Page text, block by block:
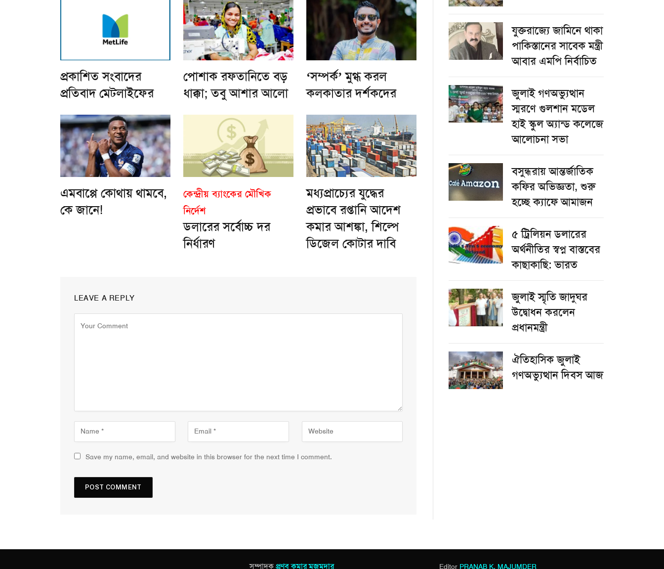
প্রকাশিত সংবাদের
প্রতিবাদ মেটলাইফের
পোশাক রফতানিতে বড়
ধাক্কা; তবু আশার আলো
‘সম্পর্ক’ মুগ্ধ করল
কলকাতার দর্শকদের
এমবাপ্পে কোথায় থামবে,
কে জানে!
কেন্দ্রীয় ব্যাংকের মৌখিক
নির্দেশ
ডলারের সর্বোচ্চ দর
নির্ধারণ
মধ্যপ্রাচ্যের যুদ্ধের
প্রভাবে রপ্তানি আদেশ
কমার আশঙ্কা, শিল্পে
ডিজেল কোটার দাবি
LEAVE A REPLY
Save my name, email, and website in this browser for the next time I comment.
যুক্তরাজ্যে জামিনে থাকা
পাকিস্তানের সাবেক মন্ত্রী
আবার এমপি নির্বাচিত
জুলাই গণঅভ্যুত্থান
স্মরণে গুলশান মডেল
হাই স্কুল অ্যান্ড কলেজে
আলোচনা সভা
বসুন্ধরায় আন্তর্জাতিক
কফির অভিজ্ঞতা, শুরু
হচ্ছে ক্যাফে আমাজন
৫ ট্রিলিয়ন ডলারের
অর্থনীতির স্বপ্ন বাস্তবের
কাছাকাছি: ভারত
জুলাই স্মৃতি জাদুঘর
উদ্বোধন করলেন
প্রধানমন্ত্রী
ঐতিহাসিক জুলাই
গণঅভ্যুত্থান দিবস আজ
সম্পাদকপ্রণব কুমার মজুমদার Editor PRANAB K. MAJUMDER